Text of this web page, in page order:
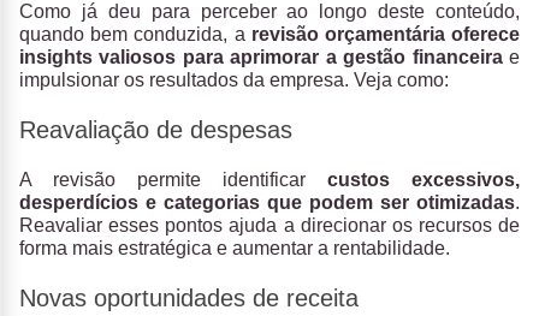
Como já deu para perceber ao longo deste conteúdo,
quando bem conduzida, a revisão orçamentária oferece
insights valiosos para aprimorar a gestão financeirae
impulsionar os resultados da empresa. Veja como:
Reavaliação de despesas
A revisão permite identificar custos excessivos,
desperdícios e categorias que podem ser otimizadas.
Reavaliar esses pontos ajuda a direcionar os recursos de
forma mais estratégica e aumentar a rentabilidade.
Novas oportunidades de receita